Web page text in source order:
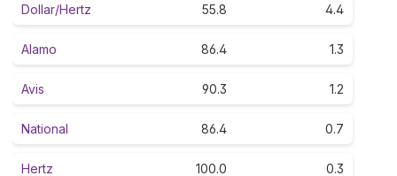
Dollar/Hertz 55.8 4.4
Alamo 86.4 1.3
Avis 90.3 1.2
National 86.4 0.7
Hertz 100.0 0.3